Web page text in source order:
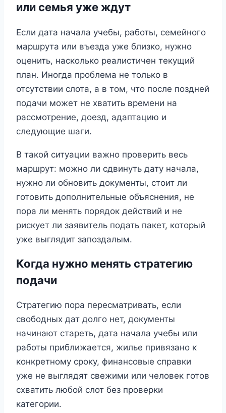
или семья уже ждут
Если дата начала учебы, работы, семейного
маршрута или въезда уже близко, нужно
оценить, насколько реалистичен текущий
план. Иногда проблема не только в
отсутствии слота, а в том, что после поздней
подачи может не хватить времени на
рассмотрение, доезд, адаптацию и
следующие шаги.
В такой ситуации важно проверить весь
маршрут: можно ли сдвинуть дату начала,
нужно ли обновить документы, стоит ли
готовить дополнительные объяснения, не
пора ли менять порядок действий и не
рискует ли заявитель подать пакет, который
уже выглядит запоздалым.
Когда нужно менять стратегию
подачи
Стратегию пора пересматривать, если
свободных дат долго нет, документы
начинают стареть, дата начала учебы или
работы приближается, жилье привязано к
конкретному сроку, финансовые справки
уже не выглядят свежими или человек готов
схватить любой слот без проверки
категории.